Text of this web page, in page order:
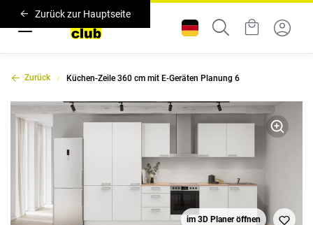
Zurück zur Hauptseite
Zurück Küchen-Zeile 360 cm mit E-Geräten Planung 6
im 3D Planer öffnen